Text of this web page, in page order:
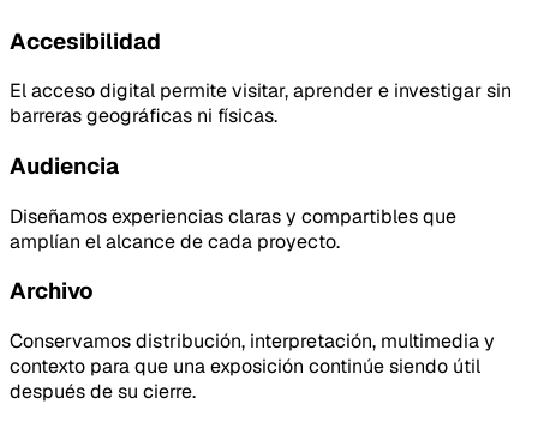
Accesibilidad
El acceso digital permite visitar, aprender e investigar sin
barreras geográficas ni físicas.
Audiencia
Diseñamos experiencias claras y compartibles que
amplían el alcance de cada proyecto.
Archivo
Conservamos distribución, interpretación, multimedia y
contexto para que una exposición continúe siendo útil
después de su cierre.